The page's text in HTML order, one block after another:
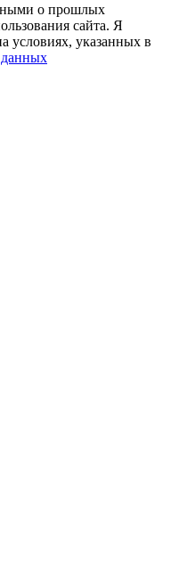
о прошлых
сайта. Я
условиях, указанных в